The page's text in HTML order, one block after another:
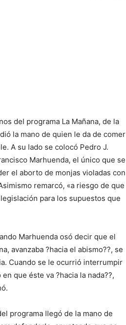
del programa La Mañana, de la
la mano de quien le da de comer
A su lado se colocó Pedro J.
Marhuenda, el único que se
el aborto de monjas violadas con
remarcó, «a riesgo de que
para los supuestos que
Marhuenda osó decir que el
avanzaba ?hacia el abismo??, se
Cuando se le ocurrió interrumpir
que éste va ?hacia la nada??,
programa llegó de la mano de